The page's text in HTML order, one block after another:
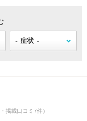
掲載口コミ7件）